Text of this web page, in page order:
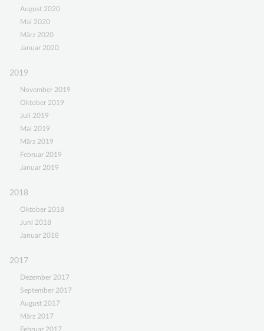
August 2020
Mai 2020
März 2020
Januar 2020
2019
November 2019
Oktober 2019
Juli 2019
Mai 2019
März 2019
Februar 2019
Januar 2019
2018
Oktober 2018
Juni 2018
Januar 2018
2017
Dezember 2017
September 2017
August 2017
März 2017
Februar 2017